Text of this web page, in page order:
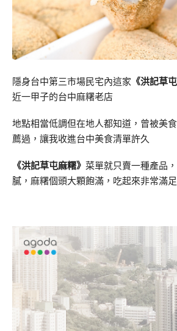
隱身台中第三市場民宅內這家 《洪記草
近一甲子的台中麻糬老店
地點相當低調但在地人都知道，曾被美
薦過，讓我收進台中美食清單許久
《洪記草屯麻糬》 菜單就只賣一種產品
膩，麻糬個頭大顆飽滿，吃起來非常滿足